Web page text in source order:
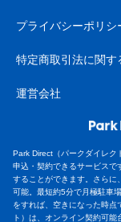
プライバシーポリシ
特定商取引法に関す
運営会社
Park Direct（パークダイレク
申込・契約できるサービスで
することができます。さらに
可能。最短約5分で月極駐車
をすれば、空きになった時
ト）は、オンライン契約可